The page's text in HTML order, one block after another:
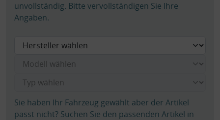
unvollständig. Bitte vervollständigen Sie Ihre
Angaben.
Sie haben Ihr Fahrzeug gewählt aber der Artikel
passt nicht? Suchen Sie den passenden Artikel in